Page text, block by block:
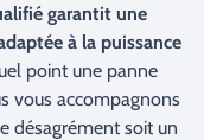
garantit une
à la puissance
point une panne
vous accompagnons
désagrément soit un